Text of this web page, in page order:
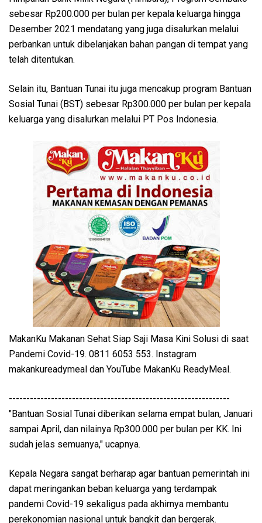
sebesar Rp200.000 per bulan per kepala keluarga hingga
Desember 2021 mendatang yang juga disalurkan melalui
perbankan untuk dibelanjakan bahan pangan di tempat yang
telah ditentukan.
Selain itu, Bantuan Tunai itu juga mencakup program Bantuan
Sosial Tunai (BST) sebesar Rp300.000 per bulan per kepala
keluarga yang disalurkan melalui PT Pos Indonesia.
MakanKu Makanan Sehat Siap Saji Masa Kini Solusi di saat
Pandemi Covid-19. 0811 6053 553. Instagram
makankureadymeal dan YouTube MakanKu ReadyMeal.
---------------------------------------------------------------
"Bantuan Sosial Tunai diberikan selama empat bulan, Januari
sampai April, dan nilainya Rp300.000 per bulan per KK. Ini
sudah jelas semuanya," ucapnya.
Kepala Negara sangat berharap agar bantuan pemerintah ini
dapat meringankan beban keluarga yang terdampak
pandemi Covid-19 sekaligus pada akhirnya membantu
perekonomian nasional untuk bangkit dan bergerak.